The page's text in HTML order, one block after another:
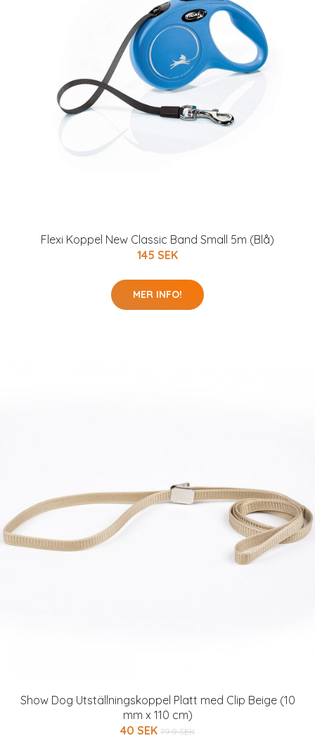
Flexi Koppel New Classic Band Small 5m (Blå)
145 SEK
MER INFO!
Show Dog Utställningskoppel Platt med Clip Beige (10
mm x 110 cm)
40 SEK 79.9 SEK